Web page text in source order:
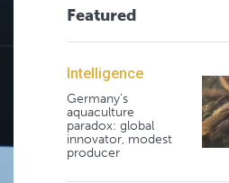
Featured
Intelligence
Germany's
aquaculture
paradox: global
innovator, modest
producer